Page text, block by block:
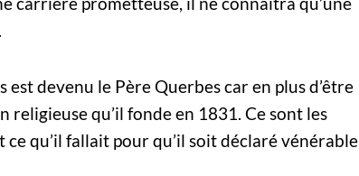
est devenu le Père Querbes car en plus d’être
qu’il fonde en 1831. Ce sont les
qu’il fallait pour qu’il soit déclaré vénérable